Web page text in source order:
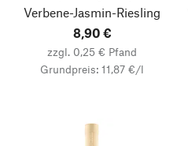
Verbene-Jasmin-Riesling
8,90 €
zzgl. 0,25 € Pfand
Grundpreis: 11,87 €/l